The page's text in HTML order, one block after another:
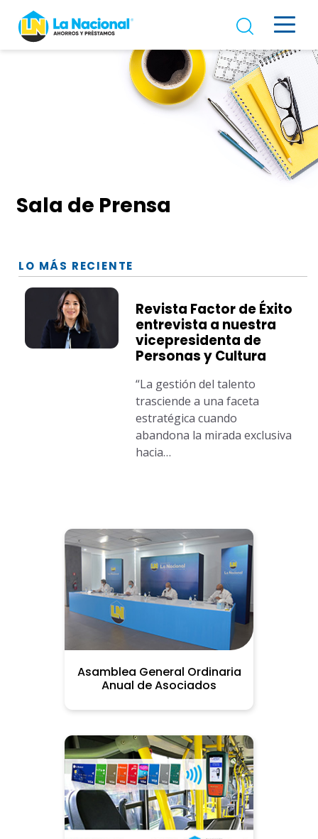
Sala de Prensa
LO MÁS RECIENTE
Revista Factor de Éxito
entrevista a nuestra
vicepresidenta de
Personas y Cultura
“La gestión del talento
trasciende a una faceta
estratégica cuando
abandona la mirada exclusiva
hacia…
Asamblea General Ordinaria
Anual de Asociados